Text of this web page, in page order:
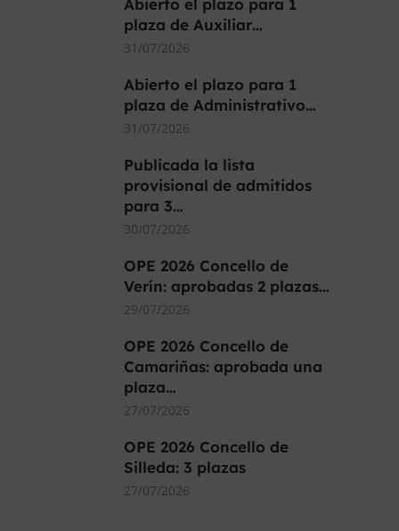
Abierto el plazo para 1
plaza de Auxiliar…
31/07/2026
Abierto el plazo para 1
plaza de Administrativo…
31/07/2026
Publicada la lista
provisional de admitidos
para 3…
30/07/2026
OPE 2026 Concello de
Verín: aprobadas 2 plazas…
29/07/2026
OPE 2026 Concello de
Camariñas: aprobada una
plaza…
27/07/2026
OPE 2026 Concello de
Silleda: 3 plazas
27/07/2026